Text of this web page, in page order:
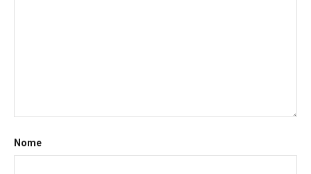
Nome